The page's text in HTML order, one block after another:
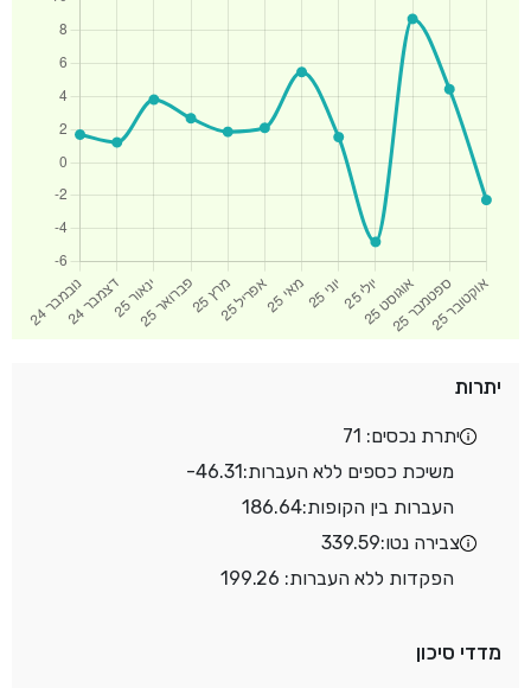
יתרות
יתרת נכסים: 71
משיכת כספים ללא העברות:-46.31
העברות בין הקופות:186.64
צבירה נטו:339.59
הפקדות ללא העברות: 199.26
מדדי סיכון